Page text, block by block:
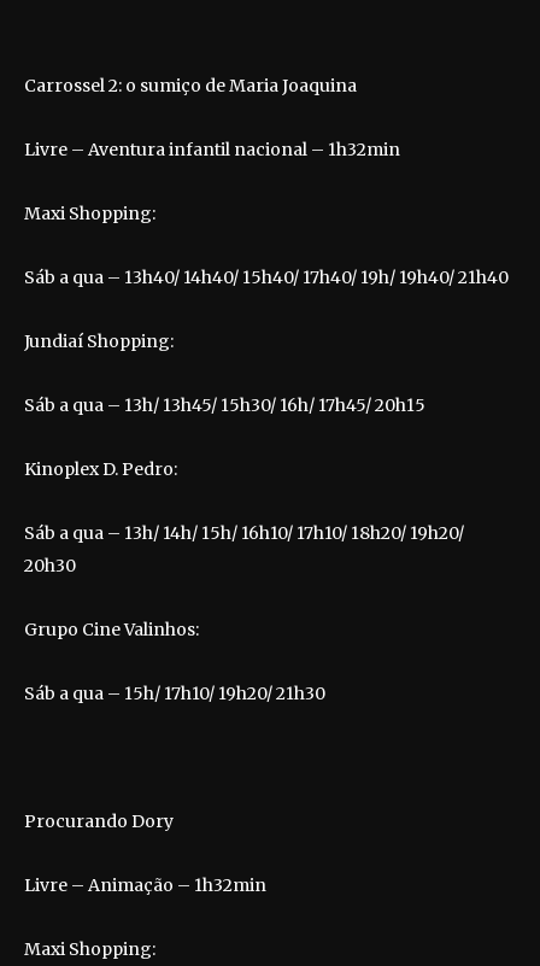
Carrossel 2: o sumiço de Maria Joaquina
Livre – Aventura infantil nacional – 1h32min
Maxi Shopping:
Sáb a qua – 13h40/ 14h40/ 15h40/ 17h40/ 19h/ 19h40/ 21h40
Jundiaí Shopping:
Sáb a qua – 13h/ 13h45/ 15h30/ 16h/ 17h45/ 20h15
Kinoplex D. Pedro:
Sáb a qua – 13h/ 14h/ 15h/ 16h10/ 17h10/ 18h20/ 19h20/
20h30
Grupo Cine Valinhos:
Sáb a qua – 15h/ 17h10/ 19h20/ 21h30
Procurando Dory
Livre – Animação – 1h32min
Maxi Shopping: